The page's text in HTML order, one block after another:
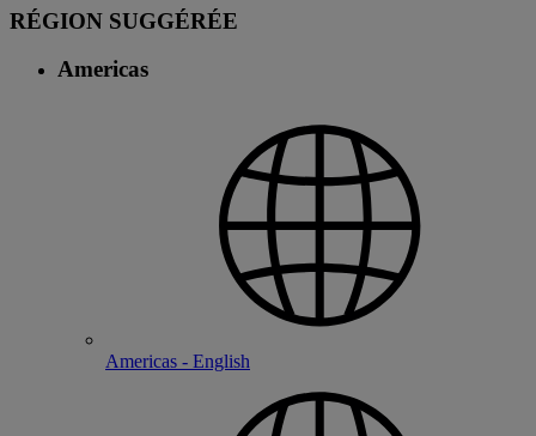
RÉGION SUGGÉRÉE
Americas
Americas - English